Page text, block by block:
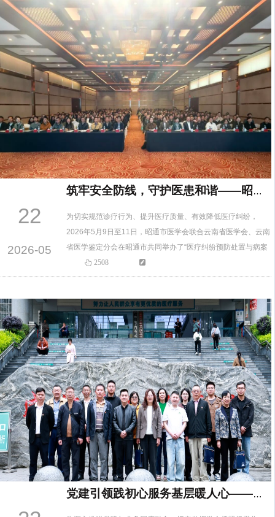
化等议题进行了深入交流。舒方秘书长介绍云南省的基本情
况。云南省医学会…
22
2026-05
筑牢安全防线，守护医患和谐——昭通市医学会这场解渴又管用的培训让核心制度落地生根
为切实规范诊疗行为、提升医疗质量、有效降低医疗纠纷，
2026年5月9日至11日，昭通市医学会联合云南省医学会、云南
省医学鉴定分会在昭通市共同举办了“医疗纠纷预防处置与病案
质量提升专题培训班”，为期一天半。来自全市市、县、乡三级
公立医疗机构及民营医院的管理人员、业务骨干共计500余人参
共设置七个专题课题。专家们结合典型案例深入讲解，并组织
交流研讨…
2508
党建引领践初心服务基层暖人心——云南省医学会党支部赴威信县人民医院开展会员服务调研